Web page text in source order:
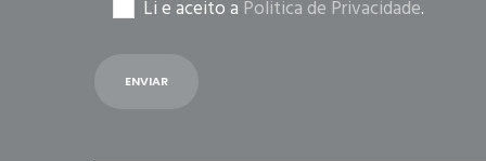
Li e aceito a Politica de Privacidade.